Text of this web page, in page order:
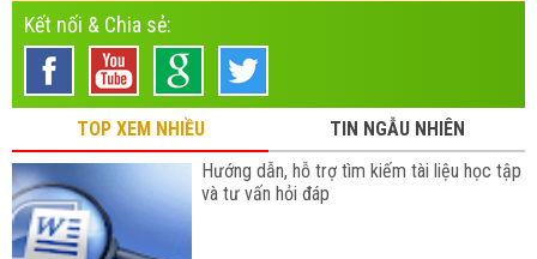
Kết nối & Chia sẻ:
TOP XEM NHIỀU
TIN NGẪU NHIÊN
Hướng dẫn, hỗ trợ tìm kiếm tài liệu học tập
và tư vấn hỏi đáp